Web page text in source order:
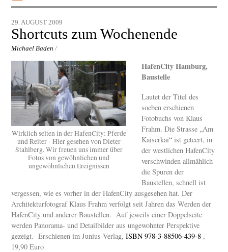
29. AUGUST 2009
Shortcuts zum Wochenende
Michael Baden /
Wirklich selten in der HafenCity: Pferde
und Reiter - Hier gesehen von Dieter
Stahlberg. Wir freuen uns immer über
Fotos von gewöhnlichen und
ungewöhnlichen Ereignissen
HafenCity Hamburg,
Baustelle
Lautet der Titel des
soeben erschienen
Fotobuchs von Klaus
Frahm. Die Strasse „Am
Kaiserkai“ ist geteert, in
der westlichen HafenCity
verschwinden allmählich
die Spuren der
Baustellen, schnell ist
vergessen, wie es vorher in der HafenCity ausgesehen hat. Der
Architekturfotograf Klaus Frahm verfolgt seit Jahren das Werden der
HafenCity und anderer Baustellen. Auf jeweils einer Doppelseite
werden Panorama- und Detailbilder aus ungewohnter Perspektive
gezeigt. Erschienen im Junius-Verlag,ISBN 978-3-88506-439-8 ,
19,90 Euro